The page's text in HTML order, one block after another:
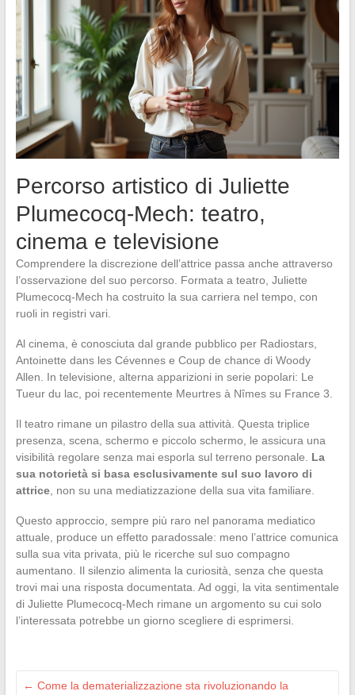
Percorso artistico di Juliette
Plumecocq-Mech: teatro,
cinema e televisione
Comprendere la discrezione dell’attrice passa anche attraverso
l’osservazione del suo percorso. Formata a teatro, Juliette
Plumecocq-Mech ha costruito la sua carriera nel tempo, con
ruoli in registri vari.
Al cinema, è conosciuta dal grande pubblico per Radiostars,
Antoinette dans les Cévennes e Coup de chance di Woody
Allen. In televisione, alterna apparizioni in serie popolari: Le
Tueur du lac, poi recentemente Meurtres à Nîmes su France 3.
Il teatro rimane un pilastro della sua attività. Questa triplice
presenza, scena, schermo e piccolo schermo, le assicura una
visibilità regolare senza mai esporla sul terreno personale. La
sua notorietà si basa esclusivamente sul suo lavoro di
attrice, non su una mediatizzazione della sua vita familiare.
Questo approccio, sempre più raro nel panorama mediatico
attuale, produce un effetto paradossale: meno l’attrice comunica
sulla sua vita privata, più le ricerche sul suo compagno
aumentano. Il silenzio alimenta la curiosità, senza che questa
trovi mai una risposta documentata. Ad oggi, la vita sentimentale
di Juliette Plumecocq-Mech rimane un argomento su cui solo
l’interessata potrebbe un giorno scegliere di esprimersi.
← Come la dematerializzazione sta rivoluzionando la